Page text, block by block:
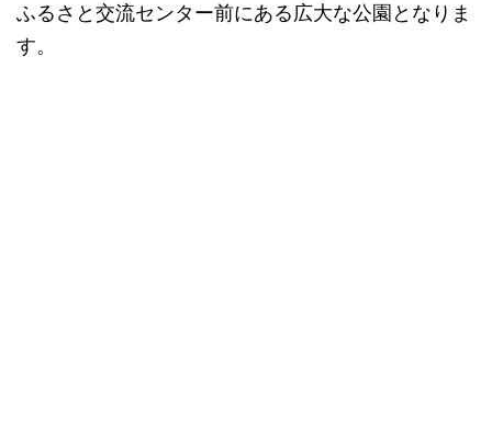
ふるさと交流センター前にある広大な公園となりま
す。